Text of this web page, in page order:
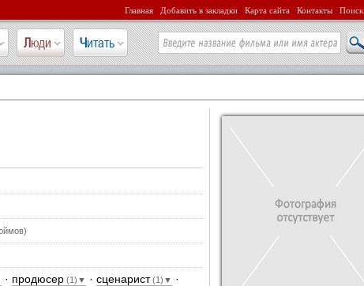
Главная Добавить в закладки Карта сайта Контакты Поиск
Люди Читать
· продюсер (1)▼ · сценарист(1)▼ ·